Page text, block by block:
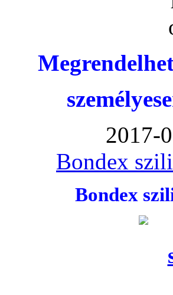
2017-
Bondex
Bondex